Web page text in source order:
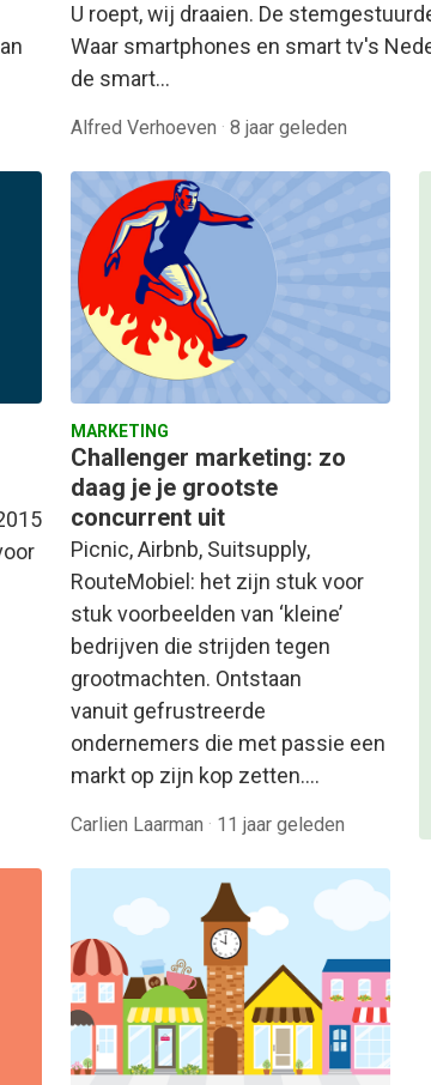
U roept, wij draaien. De
Waar smartphones en smart tv's
de smart…
Alfred Verhoeven · 8 jaar geleden
MARKETING
Challenger marketing: zo
daag je je grootste
concurrent uit
Picnic, Airbnb, Suitsupply,
RouteMobiel: het zijn stuk voor
stuk voorbeelden van ‘kleine’
bedrijven die strijden tegen
grootmachten. Ontstaan
vanuit gefrustreerde
ondernemers die met passie een
markt op zijn kop zetten.…
Carlien Laarman · 11 jaar geleden